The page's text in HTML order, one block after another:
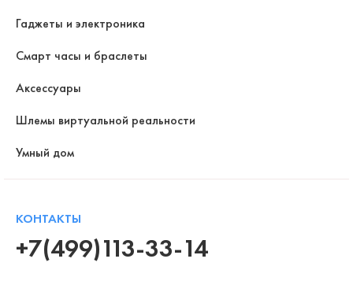
Гаджеты и электроника
Смарт часы и браслеты
Аксессуары
Шлемы виртуальной реальности
Умный дом
КОНТАКТЫ
+7(499)113-33-14